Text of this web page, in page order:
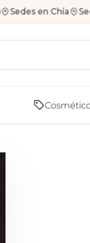
Sedes en Chía